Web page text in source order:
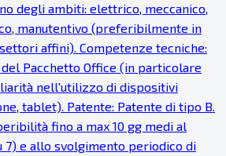
degli ambiti: elettrico, meccanico,
manutentivo (preferibilmente in
affini). Competenze tecniche:
Pacchetto Office (in particolare
nell'utilizzo di dispositivi
tablet). Patente: Patente di tipo B.
fino a max 10 gg medi al
7) e allo svolgimento periodico di